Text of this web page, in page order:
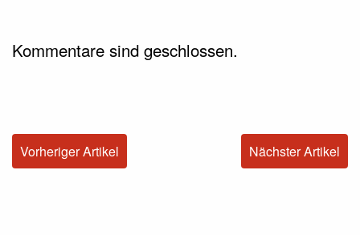
Kommentare sind geschlossen.
Nächster Artikel
Vorheriger Artikel